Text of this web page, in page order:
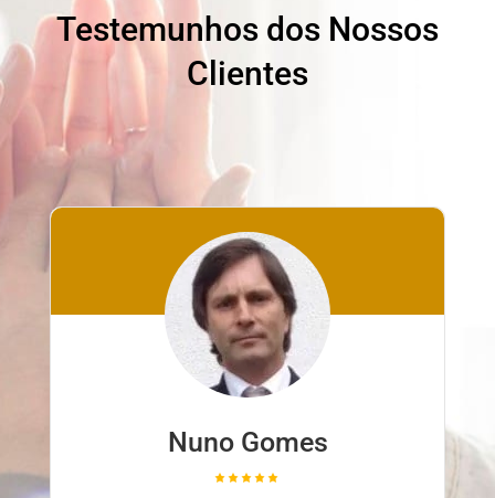
Testemunhos dos Nossos
Clientes
Nuno Gomes